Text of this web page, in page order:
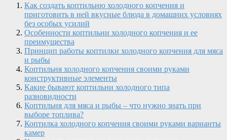
Как создать коптильню холодного копчения и
приготовить в ней вкусные блюда в домашних условиях
без особых усилий
Особенности коптильни холодного копчения и ее
преимущества
Принцип работы коптилки холодного копчения для мяса
и рыбы
Коптильня холодного копчения своими руками
конструктивные элементы
Какие бывают коптильни холодного типа
разновидности
Коптильня для мяса и рыбы – что нужно знать при
выборе топлива?
Коптилка холодного копчения своими руками варианты
камер